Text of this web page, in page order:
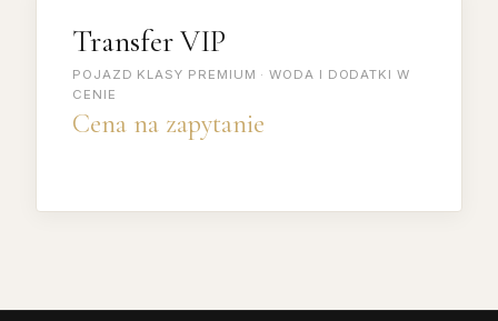
Transfer VIP
POJAZD KLASY PREMIUM · WODA I DODATKI W
CENIE
Cena na zapytanie